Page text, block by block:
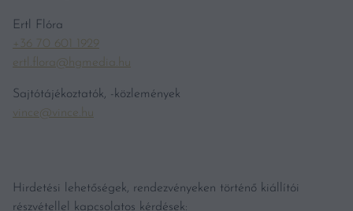
Ertl Flóra
+36 70 601 1929
ertl.flora@hgmedia.hu
Sajtótájékoztatók, -közlemények
vince@vince.hu
Hirdetési lehetőségek, rendezvényeken történő kiállítói
részvétellel kapcsolatos kérdések: